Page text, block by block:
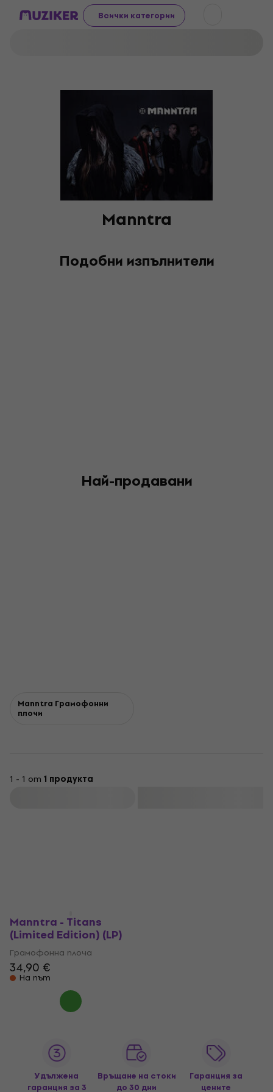
Всички категории
Manntra
Подобни изпълнители
Най-продавани
Manntra Грамофонни
плочи
1 - 1 от 1 продукта
Manntra - Titans
(Limited Edition) (LP)
Грамофонна плоча
34,90 €
На път
Удължена
гаранция за 3
Връщане на стоки
до 30 дни
Гаранция за
цените